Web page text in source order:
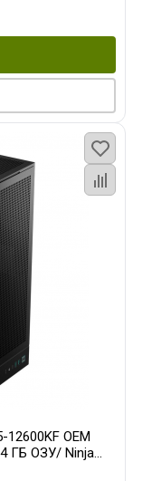
OEM
ГБ ОЗУ/ Ninja
DP HDMI 2/